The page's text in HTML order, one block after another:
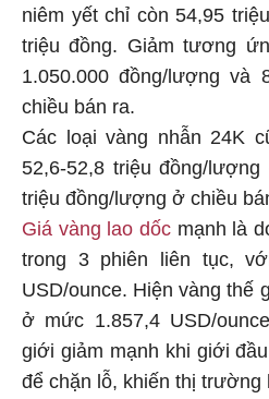
niêm yết chỉ còn 54,95
triệu đồng. Giảm tương
1.050.000 đồng/lượng và
chiều bán ra.
Các loại vàng nhẫn 24K
52,6-52,8 triệu đồng/
triệu đồng/lượng ở chiều
Giá vàng lao dốc mạnh là
trong 3 phiên liên tục,
USD/ounce. Hiện vàng thế
ở mức 1.857,4 USD/
giới giảm mạnh khi giới
để chặn lỗ, khiến thị trường